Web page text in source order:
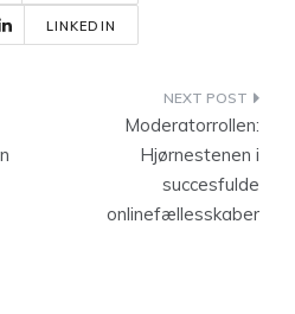
LINKEDIN
Moderatorrollen:
Hjørnestenen i
succesfulde
onlinefællesskaber